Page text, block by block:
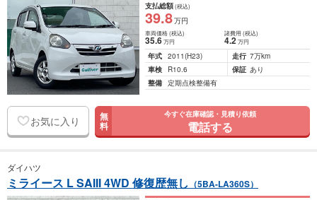
支払総額(税込)
39.8万円
車両価格(税込)
35.6万円
諸費用 (税込)
4.2 万円
年式 2011(H23) 走行 7万km
車検
R10.6 保証 あり
整備 定期点検整備有
お気に入り 無
料
今すぐ在庫確認・見積り依頼
電話する
ダイハツ
ミライース L SAIII 4WD 修復歴無し （5BA-LA360S）